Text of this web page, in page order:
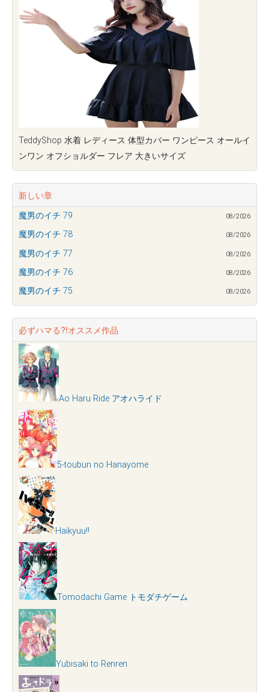
TeddyShop 水着 レディース 体型カバー ワンピース オールイ
ンワン オフショルダー フレア 大きいサイズ
新しい章
魔男のイチ 79 08/2026
魔男のイチ 78 08/2026
魔男のイチ 77 08/2026
魔男のイチ 76 08/2026
魔男のイチ 75 08/2026
必ずハマる?!オススメ作品
Ao Haru Ride アオハライド
5-toubun no Hanayome
Haikyuu!!
Tomodachi Game トモダチゲーム
Yubisaki to Renren